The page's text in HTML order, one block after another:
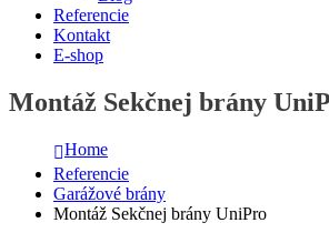
Referencie
Kontakt
E-shop
Montáž Sekčnej brány
Home
Referencie
Garážové brány
Montáž Sekčnej brány UniPro